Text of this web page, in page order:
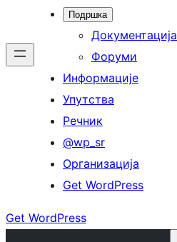
Подршка
Документација
Форуми
Информације
Упутства
Речник
@wp_sr
Организација
Get WordPress
Get WordPress